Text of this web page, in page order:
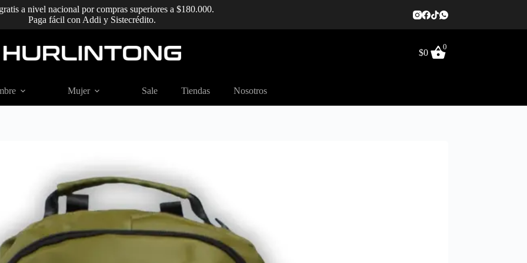
a nivel nacional por compras superiores a $180.000.
Paga fácil con Addi y Sistecrédito.
$0
0
Mujer Sale Tiendas Nosotros